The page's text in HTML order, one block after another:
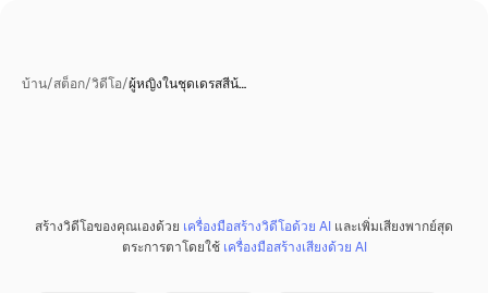
บ้าน/สต็อก/วิดีโอ/ผู้หญิงในชุดเดรสสีน้…
พรีเมี่ยม
สร้างวิดีโอของคุณเองด้วย เครื่องมือสร้างวิดีโอด้วย AI และเพิ่มเสียงพากย์สุด
ตระการตาโดยใช้ เครื่องมือสร้างเสียงด้วย AI